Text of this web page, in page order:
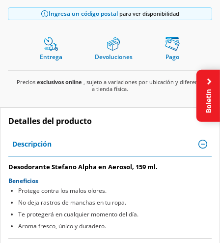
Ingresa un código postal para ver disponibilidad
Entrega Devoluciones Pago
Precios exclusivos online , sujeto a variaciones por ubicación y diferente
a tienda física.
Detalles del producto
Descripción
Desodorante Stefano Alpha en Aerosol, 159 ml.
Beneficios
Protege contra los malos olores.
No deja rastros de manchas en tu ropa.
Te protegerá en cualquier momento del día.
Aroma fresco, único y duradero.
Boletín